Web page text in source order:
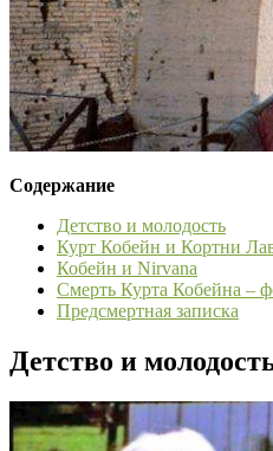
Содержание
Детство и молодость
Курт Кобейн и Кортни
Кобейн и Nirvana
Смерть Курта Кобейна –
Предсмертная записка
Детство и